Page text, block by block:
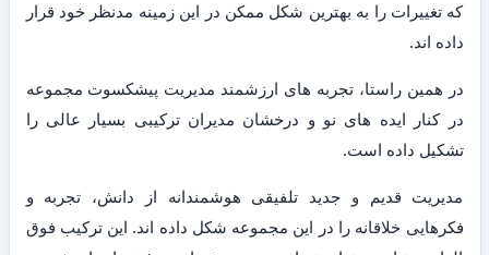
که تغییرات را به بهترین شکل ممکن در این زمینه مدنظر خود قرار
داده اند.
در همین راستا، تجربه های ارزشمند مدیریت پیشکسوت مجموعه
در کنار ایده های نو و درخشان مدیران ترکیبی بسیار عالی را
تشکیل داده است.
مدیریت قدیم و جدید تلفیقی هوشمندانه از دانش، تجربه و
فکرهایی خلاقانه را در این مجموعه شکل داده اند. این ترکیب فوق